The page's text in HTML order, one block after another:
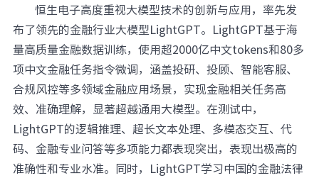
恒生电子高度重视大模型技术的创新与应用，率先发
布了领先的金融行业大模型LightGPT。LightGPT基于海
量高质量金融数据训练，使用超2000亿中文tokens和80多
项中文金融任务指令微调，涵盖投研、投顾、智能客服、
合规风控等多领域金融应用场景，实现金融相关任务高
效、准确理解，显著超越通用大模型。在测试中，
LightGPT的逻辑推理、超长文本处理、多模态交互、代
码、金融专业问答等多项能力都表现突出，表现出极高的
准确性和专业水准。同时，LightGPT学习中国的金融法律